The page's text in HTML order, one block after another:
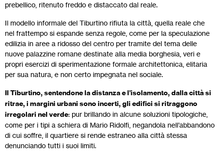
prebellico, ritenuto freddo e distaccato dal reale.
Il modello informale del Tiburtino rifiuta la città, quella reale che
nel frattempo si espande senza regole, come per la speculazione
edilizia in aree a ridosso del centro per tramite del tema delle
nuove palazzine romane destinate alla media borghesia, veri e
propri esercizi di sperimentazione formale architettonica, elitaria
per sua natura, e non certo impegnata nel sociale.
Il Tiburtino, sentendone la distanza e l’isolamento, dalla città si
ritrae, i margini urbani sono incerti, gli edifici si ritraggono
irregolari nel verde: pur brillando in alcune soluzioni tipologiche,
come per i tipi a schiera di Mario Ridolfi, negandola nell’abbandono
di cui soffre, il quartiere si rende estraneo alla città stessa
denunciando tutti i suoi limiti.